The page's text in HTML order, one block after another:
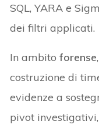
SQL, YARA e
dei filtri applicati.
In ambitoforense
costruzione di
evidenze a
pivot